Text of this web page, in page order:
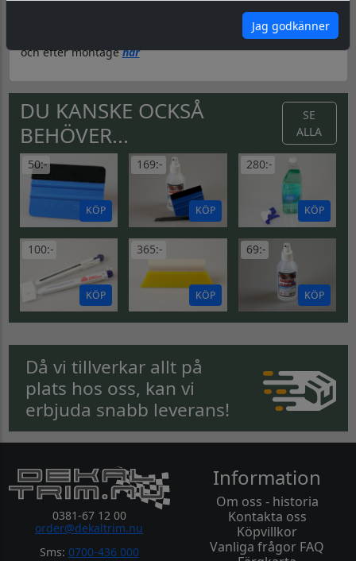
Jag godkänner
här
Läs igenom våra instrukioner före
och efter montagehär
DU KANSKE OCKSÅ
BEHÖVER...
SE
ALLA
50:-
KÖP
169:-
KÖP
280:-
KÖP
100:-
KÖP
365:-
KÖP
69:-
KÖP
Då vi tillverkar allt på
plats hos oss, kan vi
erbjuda snabb leverans!
0381-67 12 00
order@dekaltrim.nu
Sms: 0700-436 000
Information
Om oss - historia
Kontakta oss
Köpvillkor
Vanliga frågor FAQ